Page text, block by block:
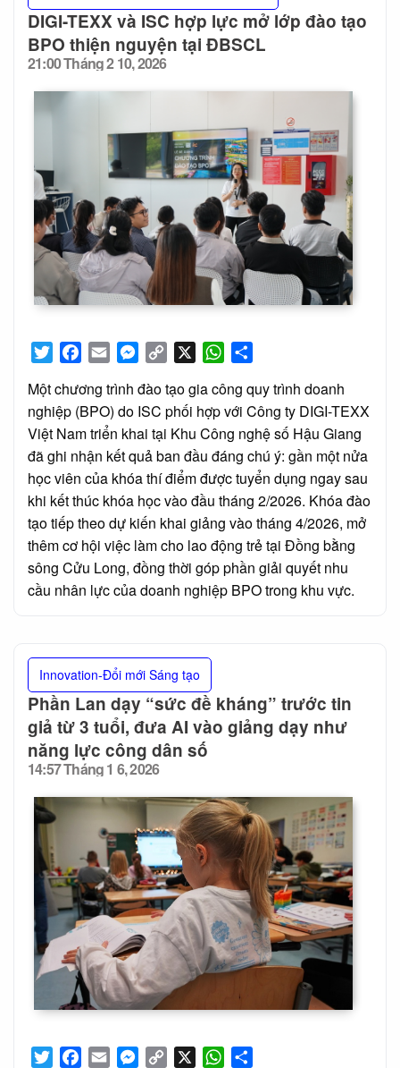
TwitterFacebook
Email Messenger
Copy
WhatsApp
Một chương trình đào tạo gia công quy trình doanh
nghiệp (BPO) do ISC phối hợp với Công ty DIGI-TEXX
Việt Nam triển khai tại Khu Công nghệ số Hậu Giang
đã ghi nhận kết quả ban đầu đáng chú ý: gần một nửa
học viên của khóa thí điểm được tuyển dụng ngay sau
khi kết thúc khóa học vào đầu tháng 2/2026. Khóa đào
tạo tiếp theo dự kiến khai giảng vào tháng 4/2026, mở
thêm cơ hội việc làm cho lao động trẻ tại Đồng bằng
sông Cửu Long, đồng thời góp phần giải quyết nhu
cầu nhân lực của doanh nghiệp BPO trong khu vực.
DIGI-TEXX và ISC hợp lực mở lớp đào tạo
BPO thiện nguyện tại ĐBSCL
Posted
on
21:00 Tháng 2 10, 2026
TwitterFacebook
Email Messenger
Copy
WhatsApp
Innovation-Đổi mới Sáng tạo
Phần Lan dạy “sức đề kháng” trước tin
giả từ 3 tuổi, đưa AI vào giảng dạy như
năng lực công dân số
Posted
on
14:57 Tháng 1 6, 2026